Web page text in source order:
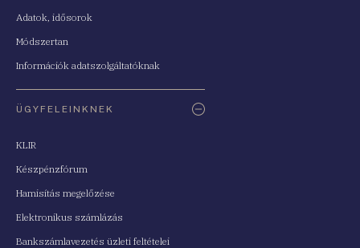
Adatok, idősorok
Módszertan
Információk adatszolgáltatóknak
ÜGYFELEINKNEK
KLIR
Készpénzfórum
Hamisítás megelőzése
Elektronikus számlázás
Bankszámlavezetés üzleti feltételei